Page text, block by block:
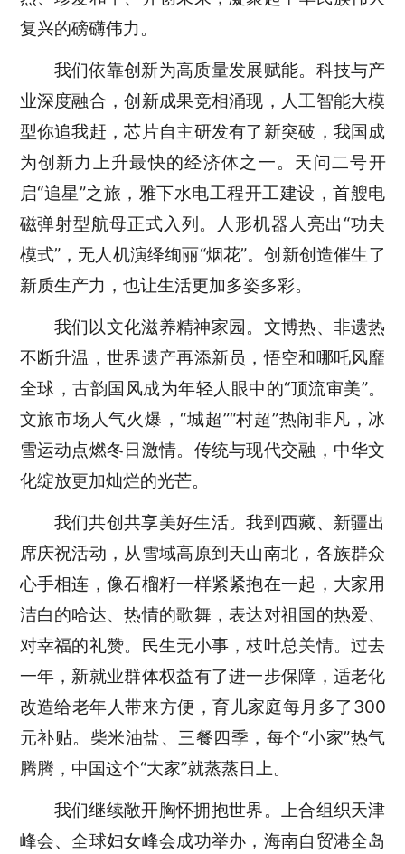
复兴的磅礴伟力。
我们依靠创新为高质量发展赋能。科技与产
业深度融合，创新成果竞相涌现，人工智能大模
型你追我赶，芯片自主研发有了新突破，我国成
为创新力上升最快的经济体之一。天问二号开
启“追星”之旅，雅下水电工程开工建设，首艘电
磁弹射型航母正式入列。人形机器人亮出“功夫
模式”，无人机演绎绚丽“烟花”。创新创造催生了
新质生产力，也让生活更加多姿多彩。
我们以文化滋养精神家园。文博热、非遗热
不断升温，世界遗产再添新员，悟空和哪吒风靡
全球，古韵国风成为年轻人眼中的“顶流审美”。
文旅市场人气火爆，“城超”“村超”热闹非凡，冰
雪运动点燃冬日激情。传统与现代交融，中华文
化绽放更加灿烂的光芒。
我们共创共享美好生活。我到西藏、新疆出
席庆祝活动，从雪域高原到天山南北，各族群众
心手相连，像石榴籽一样紧紧抱在一起，大家用
洁白的哈达、热情的歌舞，表达对祖国的热爱、
对幸福的礼赞。民生无小事，枝叶总关情。过去
一年，新就业群体权益有了进一步保障，适老化
改造给老年人带来方便，育儿家庭每月多了300
元补贴。柴米油盐、三餐四季，每个“小家”热气
腾腾，中国这个“大家”就蒸蒸日上。
我们继续敞开胸怀拥抱世界。上合组织天津
峰会、全球妇女峰会成功举办，海南自贸港全岛